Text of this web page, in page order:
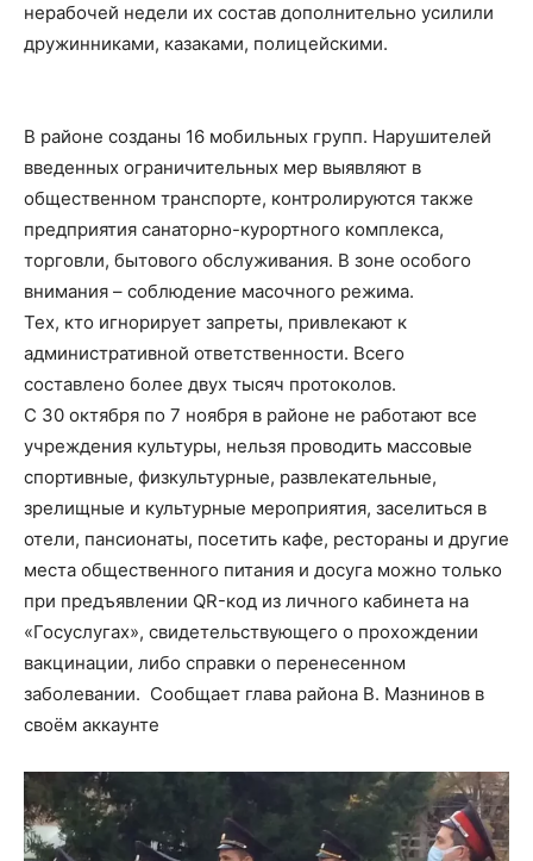
нерабочей недели их состав дополнительно усилили
дружинниками, казаками, полицейскими.
В районе созданы 16 мобильных групп. Нарушителей
введенных ограничительных мер выявляют в
общественном транспорте, контролируются также
предприятия санаторно-курортного комплекса,
торговли, бытового обслуживания. В зоне особого
внимания – соблюдение масочного режима.
Тех, кто игнорирует запреты, привлекают к
административной ответственности. Всего
составлено более двух тысяч протоколов.
С 30 октября по 7 ноября в районе не работают все
учреждения культуры, нельзя проводить массовые
спортивные, физкультурные, развлекательные,
зрелищные и культурные мероприятия, заселиться в
отели, пансионаты, посетить кафе, рестораны и другие
места общественного питания и досуга можно только
при предъявлении QR-код из личного кабинета на
«Госуслугах», свидетельствующего о прохождении
вакцинации, либо справки о перенесенном
заболевании. Сообщает глава района В. Мазнинов в
своём аккаунте